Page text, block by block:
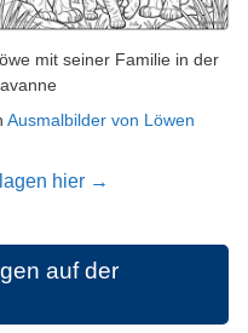
mit seiner Familie in der
Ausmalbilder von Löwen
hier →
auf der